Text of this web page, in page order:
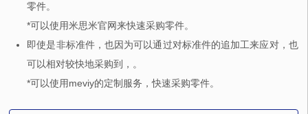
零件。
*可以使用米思米官网来快速采购零件。
即使是非标准件，也因为可以通过对标准件的追加工来应对，也
可以相对较快地采购到，。
*可以使用meviy的定制服务，快速采购零件。